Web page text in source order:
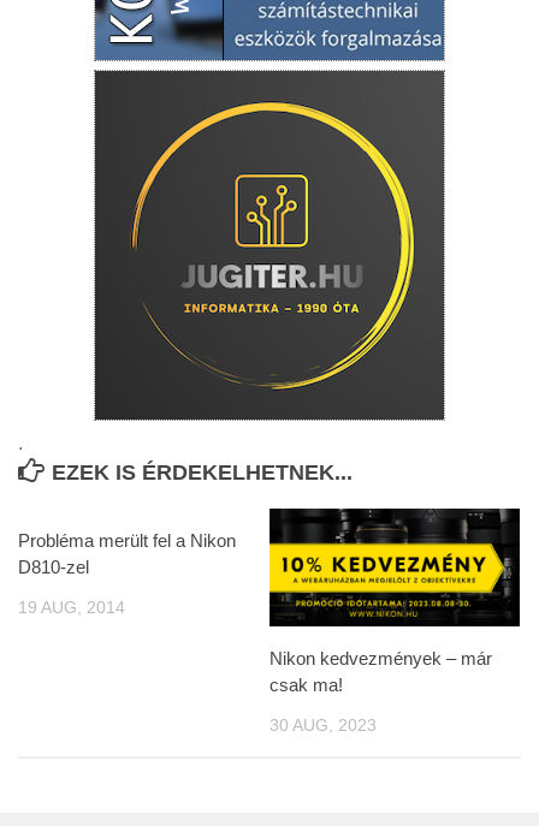
.
EZEK IS ÉRDEKELHETNEK...
Probléma merült fel a Nikon
D810-zel
19 AUG, 2014
Nikon kedvezmények – már
csak ma!
30 AUG, 2023